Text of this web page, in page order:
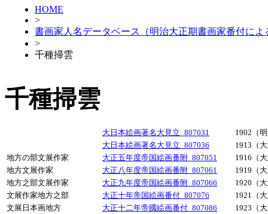
HOME
>
書画家人名データベース（明治大正期書画家番付によ
>
千種掃雲
千種掃雲
大日本絵画著名大見立_807031
1902（
大日本絵画著名大見立_807036
1913（
地方の部文展作家
大正五年度帝国絵画番附_807051
1916（
地方文展作家
大正八年度帝国絵画番附_807061
1919（
地方之部文展作家
大正九年度帝国絵画番附_807066
1920（
文展作家地方之部
大正十年帝国絵画番付_807076
1921（
文展日本画地方
大正十二年帝國絵画番付_807086
1923（